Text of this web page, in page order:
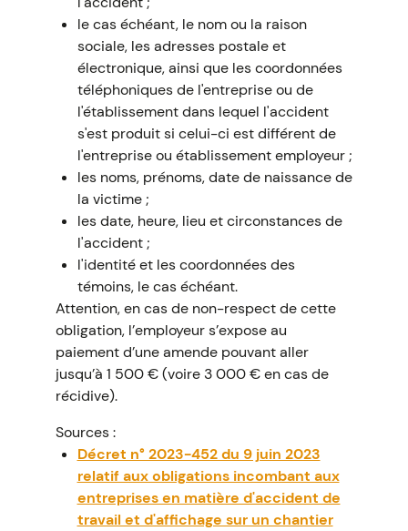
le cas échéant, le nom ou la raison
sociale, les adresses postale et
électronique, ainsi que les coordonnées
téléphoniques de l'entreprise ou de
l'établissement dans lequel l'accident
s'est produit si celui-ci est différent de
l'entreprise ou établissement employeur ;
les noms, prénoms, date de naissance de
la victime ;
les date, heure, lieu et circonstances de
l'accident ;
l'identité et les coordonnées des
témoins, le cas échéant.
Attention, en cas de non-respect de cette
obligation, l’employeur s’expose au
paiement d’une amende pouvant aller
jusqu’à 1 500 € (voire 3 000 € en cas de
récidive).
Sources :
Décret n° 2023-452 du 9 juin 2023
relatif aux obligations incombant aux
entreprises en matière d'accident de
travail et d'affichage sur un chantier